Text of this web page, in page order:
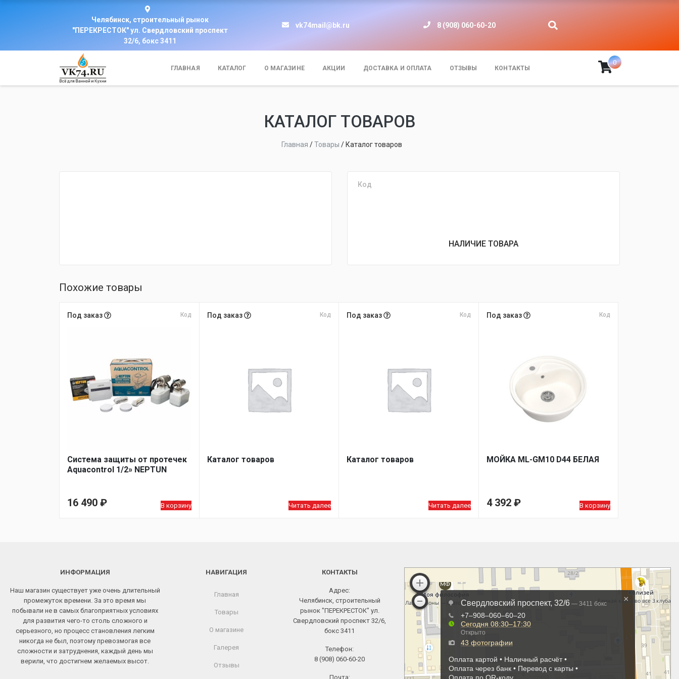
Челябинск, строительный рынок
"ПЕРЕКРЕСТОК" ул. Свердловский проспект
32/6, бокс 3411
vk74mail@bk.ru 8 (908) 060-60-20
ГЛАВНАЯ КАТАЛОГ О МАГАЗИНЕ АКЦИИ ДОСТАВКА И ОПЛАТА ОТЗЫВЫ КОНТАКТЫ
0
КАТАЛОГ ТОВАРОВ
Главная /Товары / Каталог товаров
Код
НАЛИЧИЕ ТОВАРА
Похожие товары
Под заказ Код
Система защиты от протечек
Aquacontrol 1/2» NEPTUN
16 490 ₽ В корзину
Под заказ Код
Каталог товаров
Читать далее
Под заказ Код
Каталог товаров
Читать далее
Под заказ Код
МОЙКA ML-GM10 D44 БЕЛАЯ
4 392 ₽ В корзину
ИНФОРМАЦИЯ
Наш магазин существует уже очень длительный
промежуток времени. За это время мы
побывали не в самых благоприятных условиях
для развития чего-то столь сложного и
серьезного, но процесс становления легким
никогда не был, поэтому превозмогая все
сложности и затруднения, каждый день мы
верили, что достигнем желаемых высот.
НАВИГАЦИЯ
Главная
Товары
О магазине
Галерея
Отзывы
КОНТАКТЫ
Адрес:
Челябинск, строительный
рынок "ПЕРЕКРЕСТОК" ул.
Свердловский проспект 32/6,
бокс 3411
Телефон:
8 (908) 060-60-20
Почта: